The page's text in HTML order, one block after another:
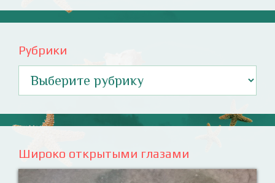
Рубрики
Широко открытыми глазами